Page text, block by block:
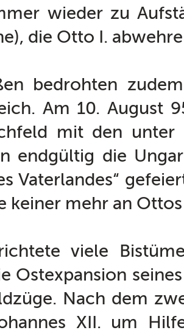
wieder zu
die Otto I.
bedrohten
Am 10. August
mit den unter
endgültig die
Vaterlandes“
keiner mehr an
viele
Ostexpansion
Nach dem
XII. um